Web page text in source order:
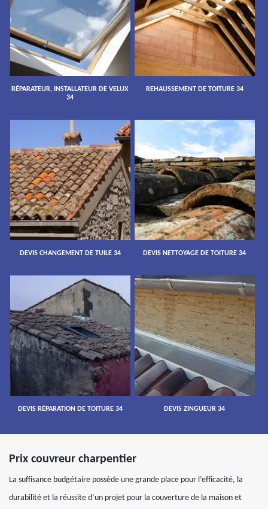
RÉPARATEUR, INSTALLATEUR DE VELUX
34
REHAUSSEMENT DE TOITURE 34
DEVIS CHANGEMENT DE TUILE 34 DEVIS NETTOYAGE DE TOITURE 34
DEVIS RÉPARATION DE TOITURE 34 DEVIS ZINGUEUR 34
Prix couvreur charpentier
La suffisance budgétaire possède une grande place pour l’efficacité, la
durabilité et la réussite d’un projet pour la couverture de la maison et